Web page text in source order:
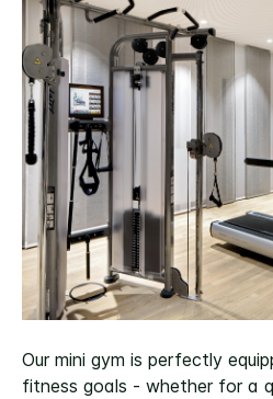
Our mini gym is perfectly
fitness goals - whether for a